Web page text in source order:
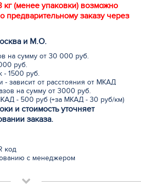
(менее упаковки) возможно
предварительному заказу через
и М.О.
на сумму от 30 000 руб.
руб.
1500 руб.
- зависит от расстояния от МКАД
на сумму от 3000 руб.
- 500 руб (+за МКАД - 30 руб/км)
и стоимость уточняет
заказа.
код
с менеджером